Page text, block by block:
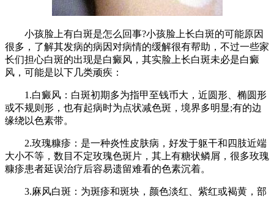
小孩脸上有白斑是怎么回事?小孩脸上长白斑的可能原因
很多，了解其发病的病因对病情的缓解很有帮助，不过一些家
长们担心白斑的出现是白癜风，其实脸上长白斑未必是白癜
风，可能是以下几类顽疾：
1.白癜风：白斑初期多为指甲至钱币大，近圆形、椭圆形
或不规则形，也有起病时为点状减色斑，境界多明显;有的边
缘绕以色素带。
2.玫瑰糠疹：是一种炎性皮肤病，好发于躯干和四肢近端
大小不等，数目不定玫瑰色斑片，其上有糖状鳞屑，很多玫瑰
糠疹患者延误治疗后容易遗留难看的色素沉着。
3.麻风白斑：为斑疹和斑块，颜色淡红、紫红或褐黄，部